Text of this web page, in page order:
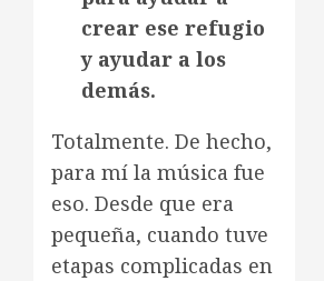
crear ese refugio
y ayudar a los
demás.
Totalmente. De hecho,
para mí la música fue
eso. Desde que era
pequeña, cuando tuve
etapas complicadas en